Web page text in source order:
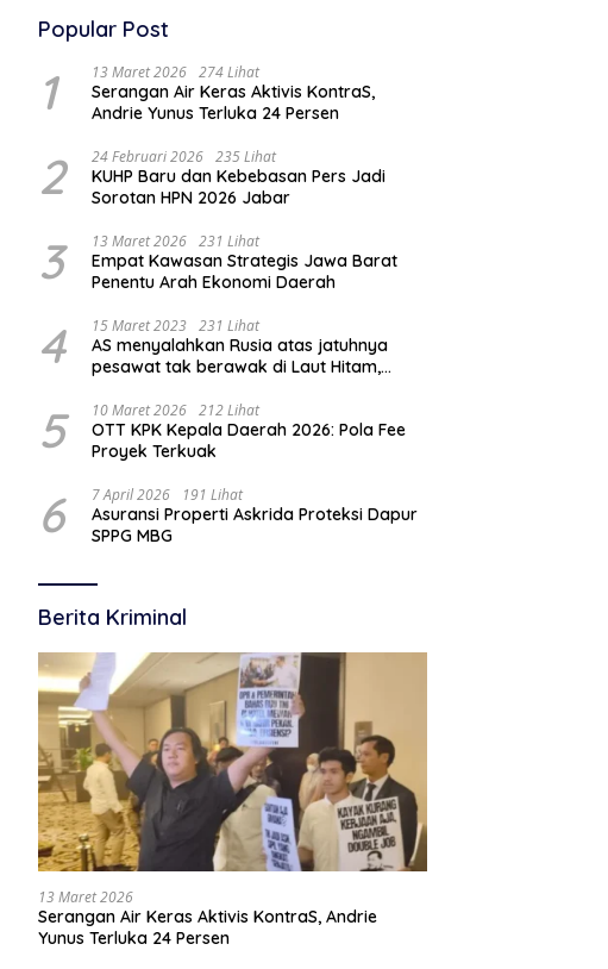
Popular Post
1 13 Maret 2026 274 Lihat
Serangan Air Keras Aktivis KontraS,
Andrie Yunus Terluka 24 Persen
2 24 Februari 2026 235 Lihat
KUHP Baru dan Kebebasan Pers Jadi
Sorotan HPN 2026 Jabar
3 13 Maret 2026 231 Lihat
Empat Kawasan Strategis Jawa Barat
Penentu Arah Ekonomi Daerah
4 15 Maret 2023 231 Lihat
AS menyalahkan Rusia atas jatuhnya
pesawat tak berawak di Laut Hitam,
5 10 Maret 2026 212 Lihat
OTT KPK Kepala Daerah 2026: Pola Fee
Proyek Terkuak
6 7 April 2026 191 Lihat
Asuransi Properti Askrida Proteksi Dapur
SPPG MBG
Berita Kriminal
13 Maret 2026
Serangan Air Keras Aktivis KontraS, Andrie
Yunus Terluka 24 Persen